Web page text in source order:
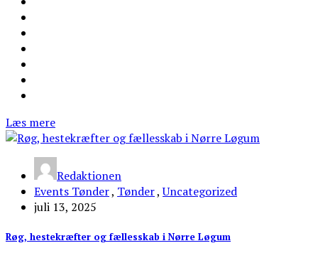
Læs mere
Redaktionen
Events Tønder, Tønder,Uncategorized
juli 13, 2025
Røg, hestekræfter og fællesskab i Nørre Løgum